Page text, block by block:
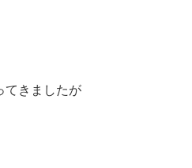
てきましたが